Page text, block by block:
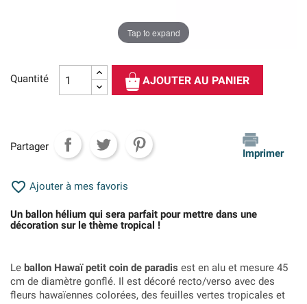
Tap to expand
Quantité AJOUTER AU PANIER
Partager
Imprimer
 Ajouter à mes favoris
Un ballon hélium qui sera parfait pour mettre dans une
décoration sur le thème tropical !
Le ballon Hawaï petit coin de paradis est en alu et mesure 45
cm de diamètre gonflé. Il est décoré recto/verso avec des
fleurs hawaïennes colorées, des feuilles vertes tropicales et